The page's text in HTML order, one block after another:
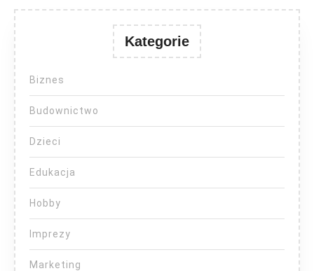
Kategorie
Biznes
Budownictwo
Dzieci
Edukacja
Hobby
Imprezy
Marketing